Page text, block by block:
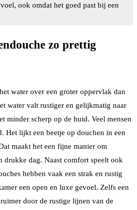
ook omdat het goed past bij een
zo prettig
water over een groter oppervlak dan
water valt rustiger en gelijkmatig naar
minder scherp op de huid. Veel mensen
Het lijkt een beetje op douchen in een
maakt het een fijne manier om
drukke dag. Naast comfort speelt ook
hebben vaak een strak en rustig
een open en luxe gevoel. Zelfs een
door de rustige lijnen van de